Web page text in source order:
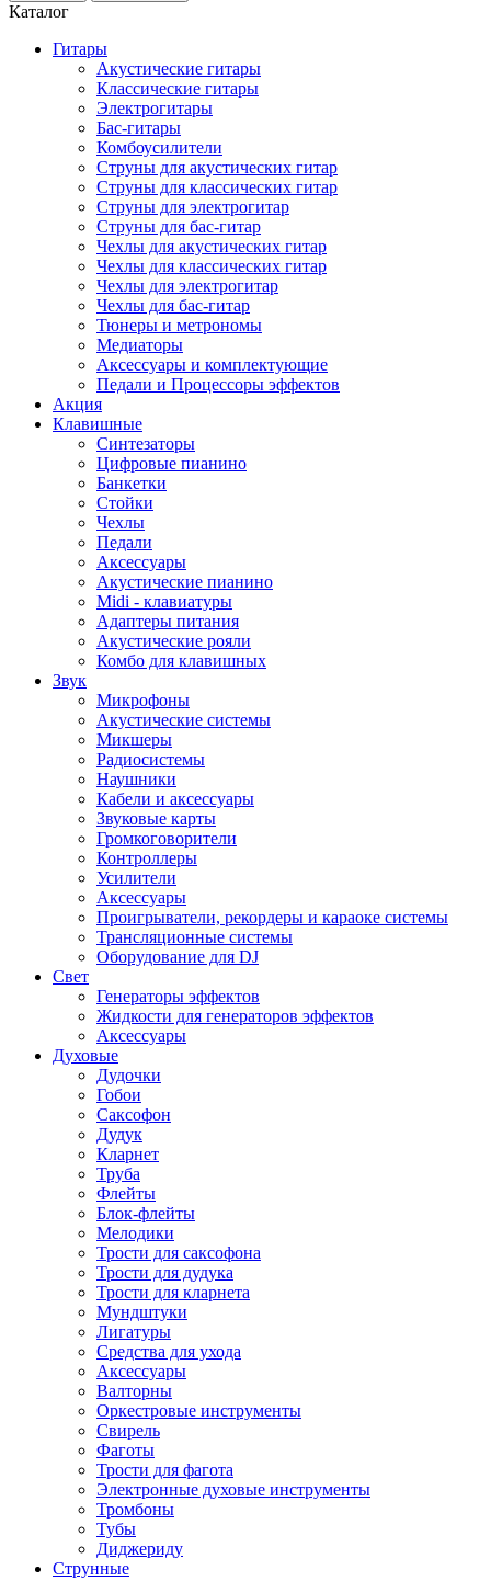
Каталог
Гитары
Акустические гитары
Классические гитары
Электрогитары
Бас-гитары
Комбоусилители
Струны для акустических гитар
Струны для классических гитар
Струны для электрогитар
Струны для бас-гитар
Чехлы для акустических гитар
Чехлы для классических гитар
Чехлы для электрогитар
Чехлы для бас-гитар
Тюнеры и метрономы
Медиаторы
Аксессуары и комплектующие
Педали и Процессоры эффектов
Акция
Клавишные
Синтезаторы
Цифровые пианино
Банкетки
Стойки
Чехлы
Педали
Аксессуары
Акустические пианино
Midi - клавиатуры
Адаптеры питания
Акустические рояли
Комбо для клавишных
Звук
Микрофоны
Акустические системы
Микшеры
Радиосистемы
Наушники
Кабели и аксессуары
Звуковые карты
Громкоговорители
Контроллеры
Усилители
Аксессуары
Проигрыватели, рекордеры и караоке системы
Трансляционные системы
Оборудование для DJ
Свет
Генераторы эффектов
Жидкости для генераторов эффектов
Аксессуары
Духовые
Дудочки
Гобои
Саксофон
Дудук
Кларнет
Труба
Флейты
Блок-флейты
Мелодики
Трости для саксофона
Трости для дудука
Трости для кларнета
Мундштуки
Лигатуры
Средства для ухода
Аксессуары
Валторны
Оркестровые инструменты
Свирель
Фаготы
Трости для фагота
Электронные духовые инструменты
Тромбоны
Тубы
Диджериду
Струнные